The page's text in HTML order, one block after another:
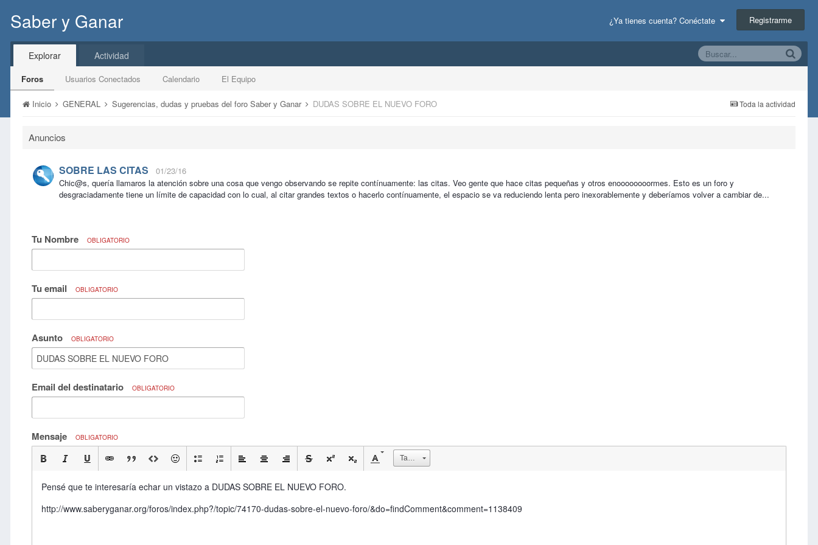
Saber y Ganar ¿Ya tienes cuenta? Conéctate Registrarme
Explorar
Foros Usuarios Conectados Calendario El Equipo
Actividad
Toda la actividad
Inicio GENERAL Sugerencias, dudas y pruebas del foro Saber y Ganar DUDAS SOBRE EL NUEVO FORO
Anuncios
SOBRE LAS CITAS
01/23/16
Chic@s, quería llamaros la atención sobre una cosa que vengo observando se repite contínuamente: las citas. Veo gente que hace citas pequeñas y otros enoooooooormes. Esto es un foro y
desgraciadamente tiene un límite de capacidad con lo cual, al citar grandes textos o hacerlo contínuamente, el espacio se va reduciendo lenta pero inexorablemente y deberíamos volver a cambiar de...
Tu Nombre OBLIGATORIO
Tu email OBLIGATORIO
Asunto OBLIGATORIO
Email del destinatario OBLIGATORIO
Mensaje OBLIGATORIO
Tamaño
Pensé que te interesaría echar un vistazo a DUDAS SOBRE EL NUEVO FORO.
http://www.saberyganar.org/foros/index.php?/topic/74170-dudas-sobre-el-nuevo-foro/&do=findComment&comment=1138409